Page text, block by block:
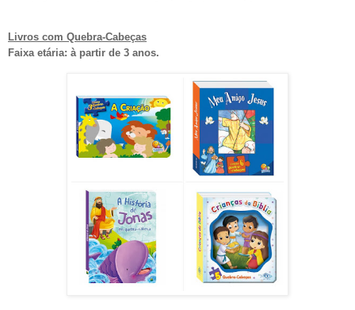
Livros com Quebra-Cabeças
Faixa etária: à partir de 3 anos.